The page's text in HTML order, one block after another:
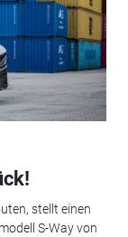
stellt einen
S-Way von